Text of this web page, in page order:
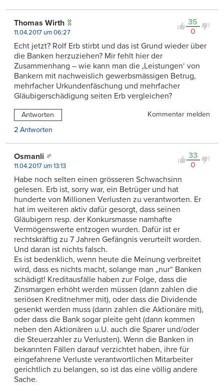
35
0
Thomas Wirth
11.04.2017 um 06:27
Echt jetzt? Rolf Erb stirbt und das ist Grund wieder über
die Banken herzuziehen? Mir fehlt hier der
Zusammenhang – wie kann man die ‚Leistungen‘ von
Bankern mit nachweislich gewerbsmässigen Betrug,
mehrfacher Urkundenfäschung und mehrfacher
Gläubigerschädigung seiten Erb vergleichen?
Antworten
Kommentar melden
2 Antworten
33
0
Osmanli
11.04.2017 um 13:13
Habe noch selten einen grösseren Schwachsinn
gelesen. Erb ist, sorry war, ein Betrüger und hat
hunderte von Millionen Verlusten zu verantworten. Er
hat im weiteren aktiv dafür gesorgt, dass seinen
Gläubigern resp. der Konkursmasse namhafte
Vermögenswerte entzogen wurden. Dafür ist er
rechtskräftig zu 7 Jahren Gefängnis verurteilt worden.
Und daran ist nichts falsch.
Es ist bedenklich, wenn heute die Meinung verbreitet
wird, dass es nichts macht, solange man „nur“ Banken
schädigt! Kreditausfälle haben zur Folge, dass die
Zinsmargen erhöht werden müssen (dann zahlen die
seriösen Kreditnehmer mit), oder dass die Dividende
gesenkt werden muss (dann zahlen die Aktionäre mit),
oder dass die Bank sogar pleite geht (dann kommen
neben den Aktionären u.U. auch die Sparer und/oder
die Steuerzahler zu Verlusten). Wenn die Banken in
bekannten Fällen darauf verzichtet haben, ihre für
eingefahrene Verluste verantwortlichen Mitarbeiter
gerichtlich zu belangen, so ist das eine völlig andere
Sache.